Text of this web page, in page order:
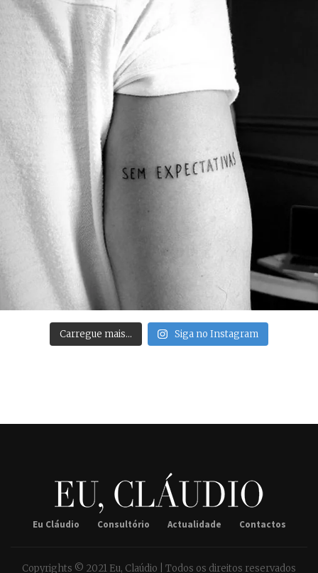
Carregue mais… Siga no Instagram
Eu Cláudio Consultório Actualidade Contactos
Copyrights © 2021 Eu, Claúdio | Todos os direitos reservados